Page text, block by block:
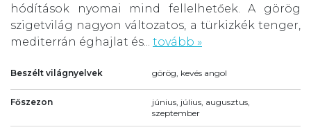
hódítások nyomai mind fellelhetőek. A görög
szigetvilág nagyon változatos, a türkizkék tenger,
mediterrán éghajlat és... tovább »
Beszélt világnyelvek görög, kevés angol
Főszezon
június, július, augusztus,
szeptember